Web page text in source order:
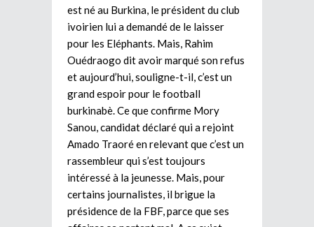
est né au Burkina, le président du club
ivoirien lui a demandé de le laisser
pour les Eléphants. Mais, Rahim
Ouédraogo dit avoir marqué son refus
et aujourd’hui, souligne-t-il, c’est un
grand espoir pour le football
burkinabè. Ce que confirme Mory
Sanou, candidat déclaré qui a rejoint
Amado Traoré en relevant que c’est un
rassembleur qui s’est toujours
intéressé à la jeunesse. Mais, pour
certains journalistes, il brigue la
présidence de la FBF, parce que ses